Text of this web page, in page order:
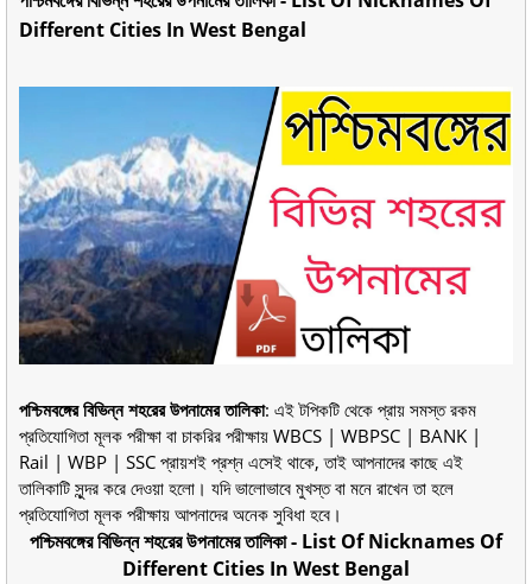
Different Cities In West Bengal
পশ্চিমবঙ্গের বিভিন্ন শহরের উপনামের তালিকা: এই টপিকটি থেকে প্রায় সমস্ত রকম
প্রতিযোগিতা মূলক পরীক্ষা বা চাকরির পরীক্ষায় WBCS | WBPSC | BANK |
Rail | WBP | SSC প্রায়শই প্রশ্ন এসেই থাকে, তাই আপনাদের কাছে এই
তালিকাটি সুন্দর করে দেওয়া হলো। যদি ভালোভাবে মুখস্ত বা মনে রাখেন তা হলে
প্রতিযোগিতা মূলক পরীক্ষায় আপনাদের অনেক সুবিধা হবে।
পশ্চিমবঙ্গের বিভিন্ন শহরের উপনামের তালিকা - List Of Nicknames Of
Different Cities In West Bengal